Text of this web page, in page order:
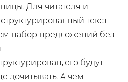
Для читателя и
текст
набор предложений без
его будут
дочитывать. А чем